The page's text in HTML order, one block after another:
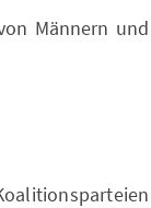
Männern und